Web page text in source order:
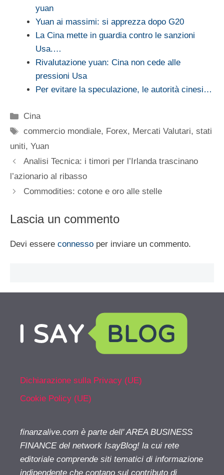
yuan
Yuan ai massimi: si apprezza dopo G20
La Cina mette in guardia contro le sanzioni
Usa.…
Rivalutazione yuan: Cina non cede alle
pressioni Usa
Per evitare la speculazione, le autorità cinesi…
Categorie
Cina
Tag
commercio mondiale, Forex, Mercati Valutari,stati
uniti, Yuan
Analisi Tecnica: i timori per l’Irlanda trascinano
l’azionario al ribasso
Commodities: cotone e oro alle stelle
Lascia un commento
Devi essere connesso per inviare un commento.
Dichiarazione sulla Privacy (UE)
Cookie Policy (UE)
finanzalive.com è parte dell' AREA BUSINESS
FINANCE del network IsayBlog! la cui rete
editoriale comprende siti tematici di informazione
indipendente che contano sul contributo di